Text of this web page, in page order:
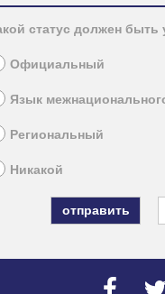
статус должен быть
Официальный
Язык
Региональный
Никакой